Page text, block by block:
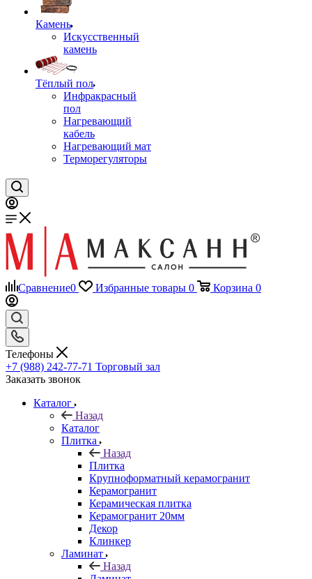
Камень
Искусственный
камень
Тёплый пол
Инфракрасный
пол
Нагревающий
кабель
Нагревающий мат
Терморегуляторы
Сравнение0 Избранные товары 0 Корзина 0
Телефоны
+7 (988) 242-77-71 Торговый зал
Заказать звонок
Каталог
Назад
Каталог
Плитка
Назад
Плитка
Крупноформатный керамогранит
Керамогранит
Керамическая плитка
Керамогранит 20мм
Декор
Клинкер
Ламинат
Назад